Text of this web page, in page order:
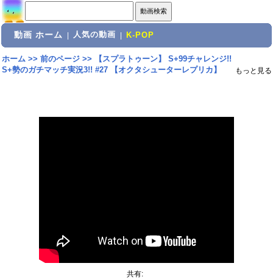
動画 ホーム 人気の動画 K-POP
ホーム>> 前のページ>>
【スプラトゥーン】 S+99チャレンジ!!
S+勢のガチマッチ実況3!! #27 【オクタシューターレプリカ】
もっと見る
共有: